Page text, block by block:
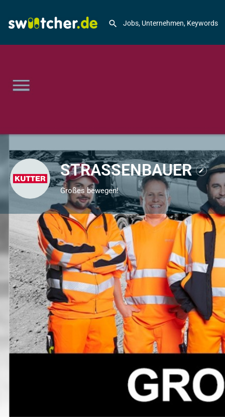
STRASSENBAUER
Großes bewegen!
Stellenbeschreibung
Bauen ist seit fast 100 Jahren unsere Leidenschaft.
das machen wir auch selbst.?
Aus einem klassischen Hochbauunternehmen hat
Familienunternehmen in dritter Generation